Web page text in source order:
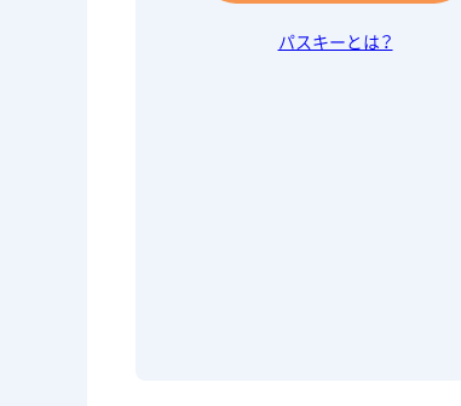
パスキーとは？